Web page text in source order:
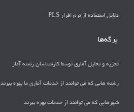
دلايل استفاده از نرم افزار PLS
برگه‌ها
تجزیه و تحلیل آماری توسط کارشناسان رشته آمار
رشته هایی که می توانند از خدمات آماری ما بهره ببرند
شهرهایی که می توانند از خدمات بهره ببرند